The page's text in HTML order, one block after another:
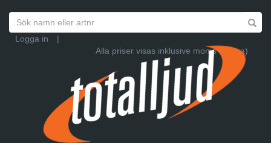
Logga in
|
Alla priser visas inklusive moms (Ändra)